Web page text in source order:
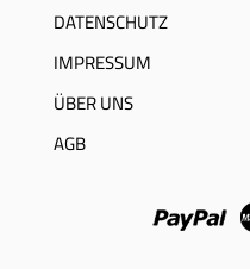
DATENSCHUTZ
IMPRESSUM
ÜBER UNS
AGB